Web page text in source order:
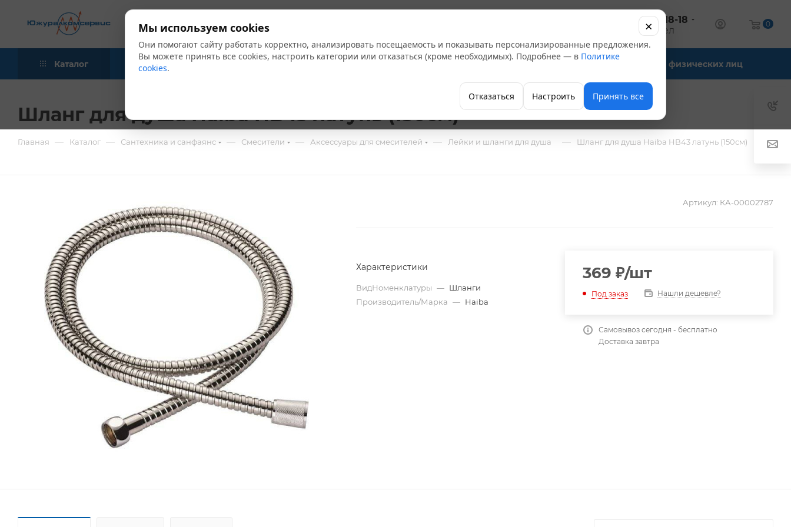
+7 (347) 246-18-18
оптовый отдел
0
Каталог Акции Бренды Компания Офис-склады Для физических лиц
Шланг для душа Haiba HB43 латунь (150см)
Главная — Каталог — Сантехника и санфаянс — Смесители — Аксессуары для смесителей — Лейки и шланги для душа — Шланг для душа Haiba HB43 латунь (150см)
Артикул: КА-00002787
Характеристики
ВидНоменклатуры — Шланги
Производитель/Марка — Haiba
369 ₽/шт
Под заказ Нашли дешевле?
Самовывоз сегодня - бесплатно
Доставка завтра
Мы используем cookies
Они помогают сайту работать корректно, анализировать посещаемость и показывать персонализированные предложения.
Вы можете принять все cookies, настроить категории или отказаться (кроме необходимых). Подробнее — в Политике
cookies.
Отказаться Настроить Принять все
×